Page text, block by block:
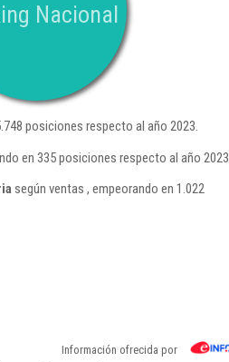
Nacional
posiciones respecto al año 2023.
en 335 posiciones respecto al año 2023.
según ventas , empeorando en 1.022
Información ofrecida por